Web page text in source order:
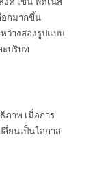
อกมากขึ้น
ว่างสองรูปแบบ
ะบริบท
ภาพ เมื่อการ
ยนเป็นโอกาส